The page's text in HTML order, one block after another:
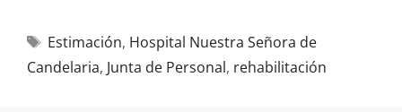
Estimación, Hospital Nuestra Señora de
Candelaria, Junta de Personal, rehabilitación